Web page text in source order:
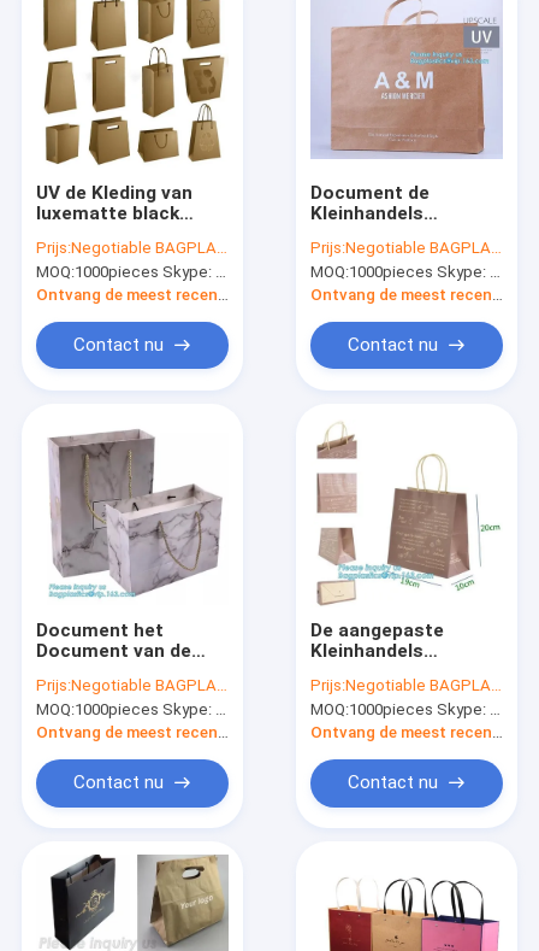
Producten
Ongeveer ons
Fabrieksreis
Verzoek om een Citaat
Biologisch afbreekbare zakjes
Biologisch afbreekbare zipzakken
Biologisch afbreekbare toiletzakken
UV de Kleding van
luxematte black
Verpakking
Prijs:Negotiable BAGPLASTICS@YAHOO.COM
MOQ:1000pieces Skype: mydearneil
Ontvang de meest recente Prijs
Contact nu
Document de
Kleinhandels
Printed Bagease
Carrier Handle van
Eco
Prijs:Negotiable BAGPLASTICS@YAHOO.COM
MOQ:1000pieces Skype: mydearneil
Ontvang de meest recente Prijs
Contact nu
Document het
Document van de
Verpakkende Zak met
de Drager van
Handvatzakken
Prijs:Negotiable BAGPLASTICS@YAHOO.COM
MOQ:1000pieces Skype: mydearneil
Ontvang de meest recente Prijs
Contact nu
De aangepaste
Kleinhandels
Luxeeco,
Giftdocument Zak
Verpakking
Prijs:Negotiable BAGPLASTICS@YAHOO.COM
MOQ:1000pieces Skype: mydearneil
Ontvang de meest recente Prijs
Contact nu